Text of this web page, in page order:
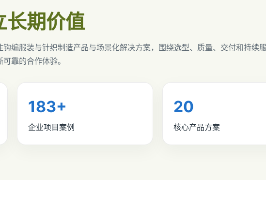
长期价值
编服装与针织制造产品与场景化解决方案，围绕选型、质量、交付和持续
靠的合作体验。
183+
企业项目案例
20
核心产品方案